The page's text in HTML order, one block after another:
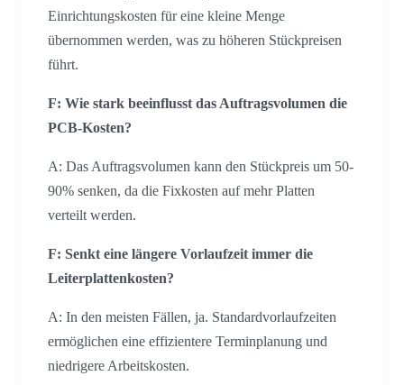
Einrichtungskosten für eine kleine Menge
übernommen werden, was zu höheren Stückpreisen
führt.
F: Wie stark beeinflusst das Auftragsvolumen die
PCB-Kosten?
A: Das Auftragsvolumen kann den Stückpreis um 50-
90% senken, da die Fixkosten auf mehr Platten
verteilt werden.
F: Senkt eine längere Vorlaufzeit immer die
Leiterplattenkosten?
A: In den meisten Fällen, ja. Standardvorlaufzeiten
ermöglichen eine effizientere Terminplanung und
niedrigere Arbeitskosten.